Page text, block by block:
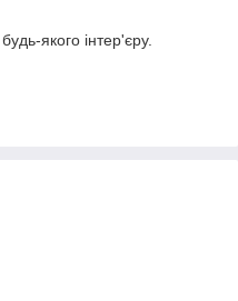
якого інтер'єру.